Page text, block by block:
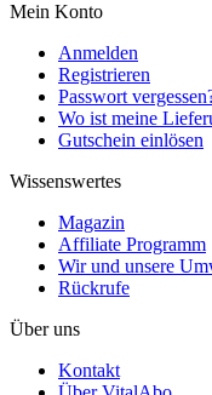
Mein Konto
Anmelden
Registrieren
Passwort
Wo ist meine
Gutschein einlösen
Wissenswertes
Magazin
Affiliate Programm
Wir und unsere
Rückrufe
Über uns
Kontakt